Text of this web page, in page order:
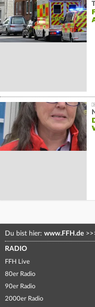
Du bist hier: www.FFH.de
RADIO
FFH Live
80er Radio
90er Radio
2000er Radio